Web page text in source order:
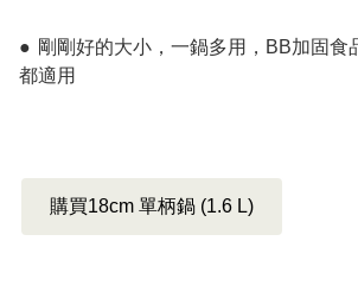
●	剛剛好的大小，一鍋多用，BB加固食品或家庭日常煮食
都適用
購買18cm 單柄鍋 (1.6 L)